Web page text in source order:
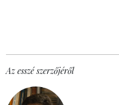
Az esszé szerzőjéről